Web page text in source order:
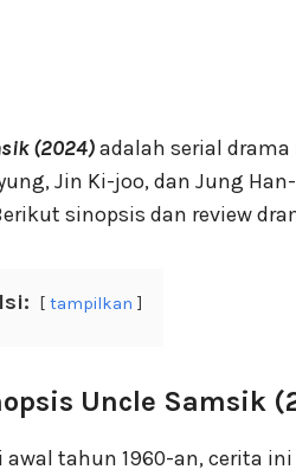
(2024)adalah serial
Jin Ki-joo, dan Jung
sinopsis dan review
tampilkan
Uncle Samsik
awal tahun 1960-an, cerita